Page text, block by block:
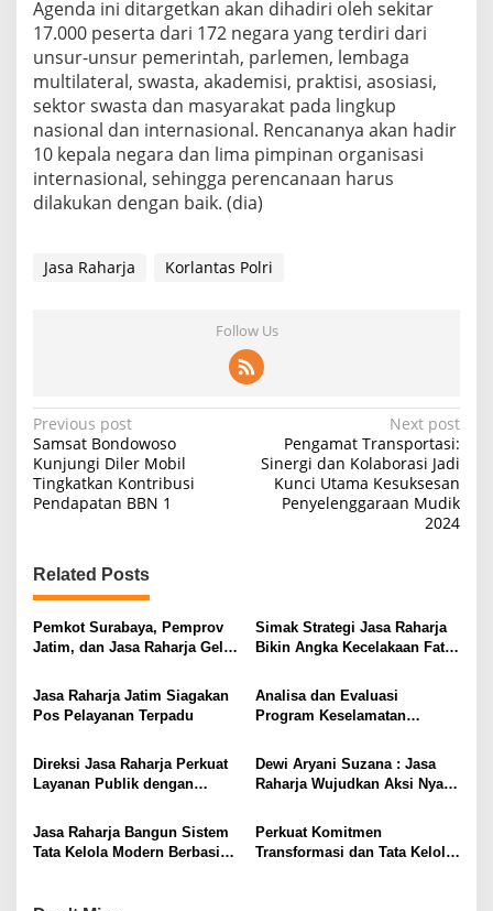
Agenda ini ditargetkan akan dihadiri oleh sekitar
17.000 peserta dari 172 negara yang terdiri dari
unsur-unsur pemerintah, parlemen, lembaga
multilateral, swasta, akademisi, praktisi, asosiasi,
sektor swasta dan masyarakat pada lingkup
nasional dan internasional. Rencananya akan hadir
10 kepala negara dan lima pimpinan organisasi
internasional, sehingga perencanaan harus
dilakukan dengan baik. (dia)
Jasa Raharja Korlantas Polri
Follow Us
P
o
s
a
v
i
a
i
o
n
Previous post
Samsat Bondowoso
Kunjungi Diler Mobil
Tingkatkan Kontribusi
Pendapatan BBN 1
Next post
Pengamat Transportasi:
Sinergi dan Kolaborasi Jadi
Kunci Utama Kesuksesan
Penyelenggaraan Mudik
2024
Related Posts
Pemkot Surabaya, Pemprov
Jatim, dan Jasa Raharja Gelar
Kendaraan
Simak Strategi Jasa Raharja
Bikin Angka Kecelakaan Fatal
Jasa Raharja Jatim Siagakan
Pos Pelayanan Terpadu
Analisa dan Evaluasi
Program Keselamatan
Direksi Jasa Raharja Perkuat
Layanan Publik dengan
Pembayaran Keuangan
Dewi Aryani Suzana : Jasa
Raharja Wujudkan Aksi Nyata
Keselamatan di NTB melalui
Program BETA
Jasa Raharja Bangun Sistem
Tata Kelola Modern Berbasis
Perkuat Komitmen
Transformasi dan Tata Kelola